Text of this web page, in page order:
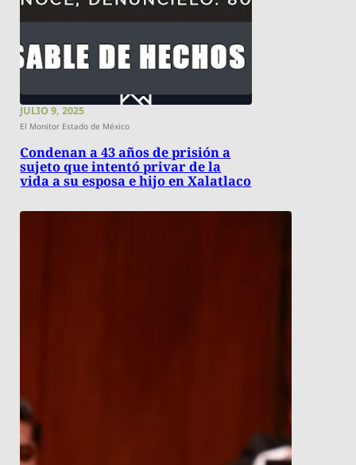
JULIO 9, 2025
El Monitor Estado de México
Condenan a 43 años de prisión a
sujeto que intentó privar de la
vida a su esposa e hijo en Xalatlaco